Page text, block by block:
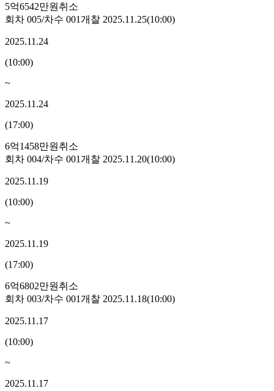
5억6542만원 취소
회차 005/차수 001개찰 2025.11.25(10:00)
2025.11.24
(10:00)
~
2025.11.24
(17:00)
6억1458만원 취소
회차 004/차수 001개찰 2025.11.20(10:00)
2025.11.19
(10:00)
~
2025.11.19
(17:00)
6억6802만원 취소
회차 003/차수 001개찰 2025.11.18(10:00)
2025.11.17
(10:00)
~
2025.11.17